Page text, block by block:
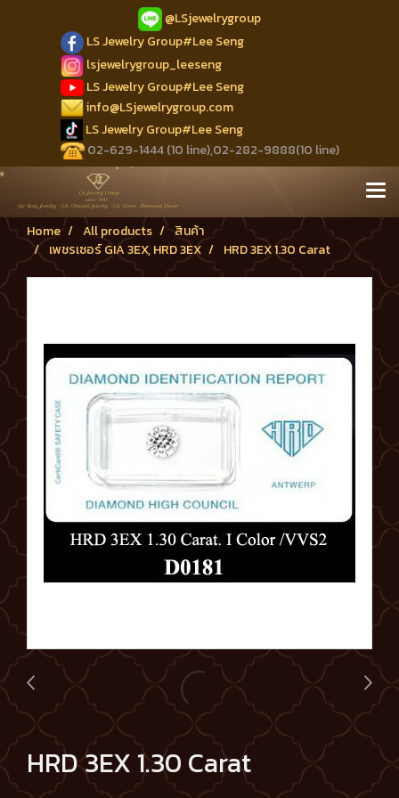
@LSjewelrygroup
LS Jewelry Group#Lee Seng
lsjewelrygroup_leeseng
LS Jewelry Group#Lee Seng
info@LSjewelrygroup.com
LS Jewelry Group#Lee Seng
02-629-1444 (10 line),02-282-9888(10 line)
Home All products
สินค้า
เพชรเซอร์ GIA 3EX, HRD 3EX
HRD 3EX 1.30 Carat
HRD 3EX 1.30 Carat